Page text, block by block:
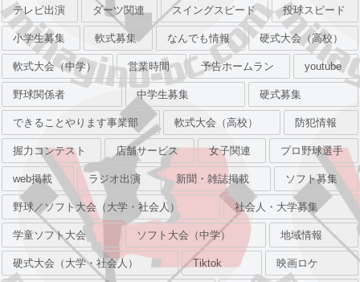
テレビ出演 ダーツ関連 スイングスピード 投球スピード
小学生募集 軟式募集 なんでも情報 硬式大会（高校）
軟式大会（中学） 営業時間 予告ホームラン youtube
野球関係者 中学生募集 硬式募集
できることやります事業部 軟式大会（高校） 防犯情報
握力コンテスト 店舗サービス 女子関連 プロ野球選手
web掲載 ラジオ出演 新聞・雑誌掲載 ソフト募集
野球／ソフト大会（大学・社会人） 社会人・大学募集
学童ソフト大会 ソフト大会（中学） 地域情報
硬式大会（大学・社会人） Tiktok 映画ロケ